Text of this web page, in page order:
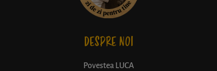
DESPRE NOI
Povestea LUCA